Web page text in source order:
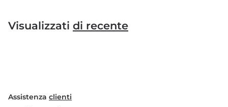
Visualizzati di recente
Assistenza clienti